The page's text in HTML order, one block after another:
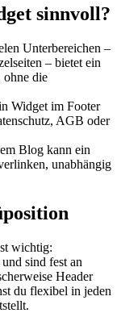
sinnvoll?
Unterbereichen –
– bietet ein
ohne die
Widget im Footer
AGB oder
Blog kann ein
unabhängig
wichtig:
sind fest an
Header
du flexibel in jeden